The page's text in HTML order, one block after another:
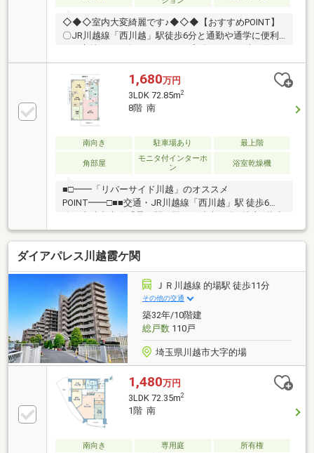
◇◆◇室内大変綺麗です♪◆◇◆【おすすめPOINT】
〇JR川越線「西川越」駅徒歩6分と通勤や通学に便利
重視される方にもおすすめです〇南向き角部屋で明る
い3LDKです！資金計画や住宅ローン審査などのじっく
り相談や、現地集合現地解散のサクッと見学などご希
望に合わせたご案内が可能です！価格相談・ヤマダポ
イント・家具家電特別割引などお得な情報盛りだくさ
1,680万円
3LDK 72.85m2
8階 南
南向き 駐車場あり 最上階
角部屋
モニタ付インターホ
ン
浴室乾燥機
■□━━「リバーサイド川越」のオススメ
POINT━━□■■交通・JR川越線「西川越」駅 徒歩6
の最上階角住戸につき、通風・眺望良好です。■LDは
約9.1帖。南向きにつき、陽当り良好。 LDに和室が
隣接しており、一体で活用することも可能です。■料
理中もご家族とコミュニケーションがとれる対面式キ
ッチン。■クローゼットや押入、廊下収納など、収納
も充実しております。■周辺環境・ローソン川越小室
店まで徒歩7分(約500m)・川越市立小室保育園まで徒
歩11分(約820m)・川越市立泉小学校まで徒歩13分(約
1030m)
ダイアパレス川越霞ケ関
ＪＲ川越線 的場駅 徒歩11分
その他の交通
築32年/10階建
総戸数110戸
埼玉県川越市大字的場
1,480万円
3LDK 72.35m2
1階 南
南向き 専用庭
所有権